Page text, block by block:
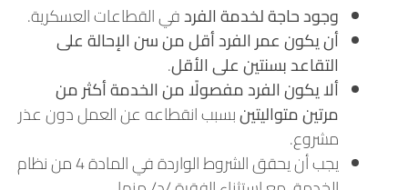
وجود حاجة لخدمة الفردفي القطاعات العسكرية.
أن يكون عمر الفرد أقل من سن الإحالة على
التقاعد بسنتين على الأقل.
ألا يكون الفرد مفصولًا من الخدمة أكثر من
مرتين متواليتينبسبب انقطاعه عن العمل دون عذر
مشروع.
يجب أن يحقق الشروط الواردة في المادة 4 من نظام